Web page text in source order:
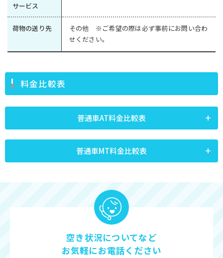
サービス
荷物の送り先
その他 ※ご希望の際は必ず事前にお問い合わ
せください。
料金比較表
普通車AT料金比較表
普通車MT料金比較表
空き状況についてなど
お気軽にお電話ください